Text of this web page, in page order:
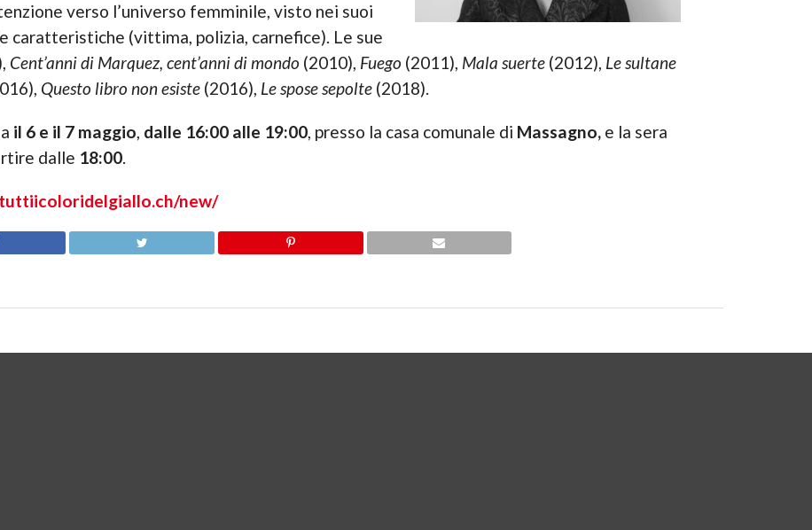
verso l’universo femminile, visto nei suoi
caratteristiche (vittima, polizia, carnefice). Le sue
Cent’anni di Marquez, cent’anni di mondo (2010), Fuego (2011), Mala suerte (2012), Le sultane
Questo libro non esiste (2016), Le spose sepolte (2018).
il 6 e il 7 maggio, dalle 16:00 alle 19:00, presso la casa comunale di Massagno,e la sera
dalle 18:00.
new/